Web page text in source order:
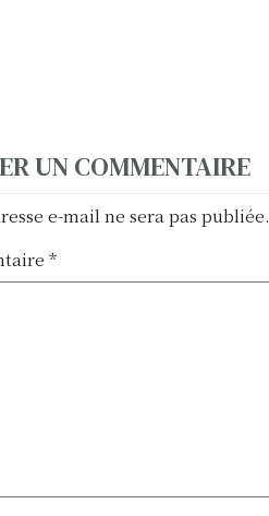
UN COMMENTAIRE
e-mail ne sera pas publiée.
*